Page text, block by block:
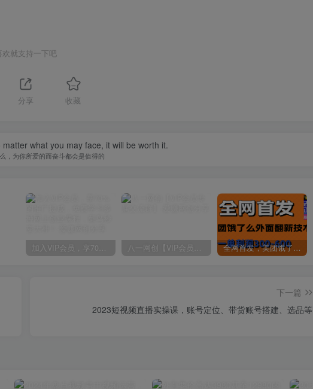
欢就支持一下吧
分享 收藏
what you may face, it will be worth it.
，为你所爱的而奋斗都会是值得的
加入VIP会员，享70%的推广提成，免费学习多种网上创业课程，菜鸟秒变大神！ 八一网创【VIP会员专属交流群】 全网首发，美团饿了么老店翻新最新技术，一单利润300-600
下一篇
2023短视频直播实操课，账号定位、带货账号搭建、选品等